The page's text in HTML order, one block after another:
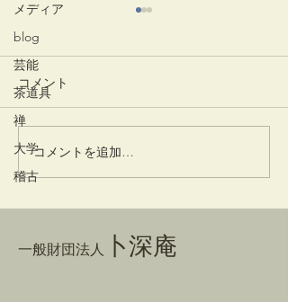
メディア
blog
芸能
茶道具
禅
大学
稽古
竹蒔絵溜棗
コメント
コメントを追加…
一般財団法人 卜深庵